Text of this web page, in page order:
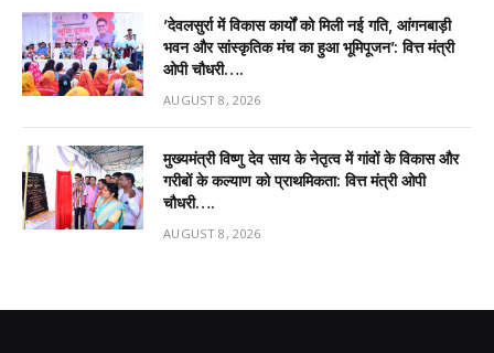
’देवलसुर्रा में विकास कार्यों को मिली नई गति, आंगनबाड़ी
भवन और सांस्कृतिक मंच का हुआ भूमिपूजन’: वित्त मंत्री
ओपी चौधरी….
AUGUST 8, 2026
मुख्यमंत्री विष्णु देव साय के नेतृत्व में गांवों के विकास और
गरीबों के कल्याण को प्राथमिकता: वित्त मंत्री ओपी
चौधरी….
AUGUST 8, 2026